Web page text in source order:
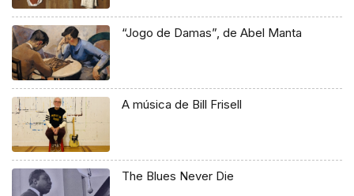
“Jogo de Damas”, de Abel Manta
A música de Bill Frisell
The Blues Never Die